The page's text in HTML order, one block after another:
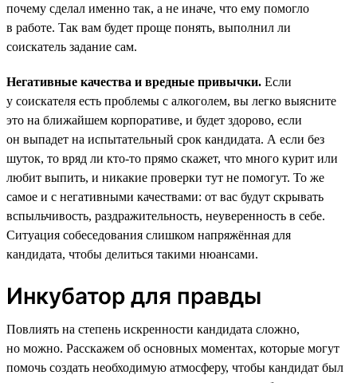
почему сделал именно так, а не иначе, что ему помогло
в работе. Так вам будет проще понять, выполнил ли
соискатель задание сам.
Негативные качества и вредные привычки. Если
у соискателя есть проблемы с алкоголем, вы легко выясните
это на ближайшем корпоративе, и будет здорово, если
он выпадет на испытательный срок кандидата. А если без
шуток, то вряд ли кто-то прямо скажет, что много курит или
любит выпить, и никакие проверки тут не помогут. То же
самое и с негативными качествами: от вас будут скрывать
вспыльчивость, раздражительность, неуверенность в себе.
Ситуация собеседования слишком напряжённая для
кандидата, чтобы делиться такими нюансами.
Инкубатор для правды
Повлиять на степень искренности кандидата сложно,
но можно. Расскажем об основных моментах, которые могут
помочь создать необходимую атмосферу, чтобы кандидат был